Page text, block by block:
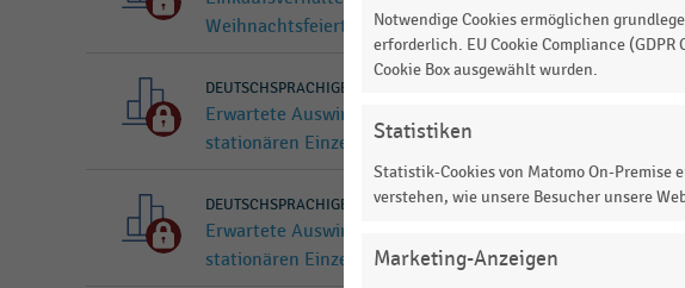
Weihnachtsfeiertage nach Geschlecht (2015)
DEUTSCHSPRACHIGER EINZELHANDEL
Erwartete Auswirkungen der Zuwanderung nach
stationären Einzelhandel (2017)
DEUTSCHSPRACHIGER EINZELHANDEL| STATISTIK
Erwartete Auswirkungen der Zuwanderung nach
stationären Einzelhandel (2016)
Notwendige Cookies ermöglichen
erforderlich. EU Cookie Compliance
Cookie Box ausgewählt wurden.
Statistiken
Statistik-Cookies von Matomo On-
verstehen, wie unsere Besucher unsere
Marketing-Anzeigen